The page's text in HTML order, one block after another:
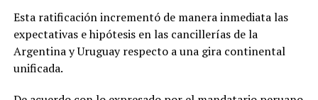
Esta ratificación incrementó de manera inmediata las
expectativas e hipótesis en las cancillerías de la
Argentina y Uruguay respecto a una gira continental
unificada.